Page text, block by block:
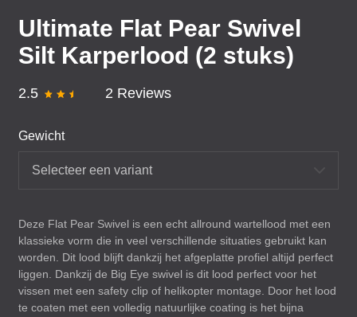
Ultimate Flat Pear Swivel
Silt Karperlood (2 stuks)
2.5 2 Reviews
Gewicht
Selecteer een variant
Deze Flat Pear Swivel is een echt allround wartellood met een
klassieke vorm die in veel verschillende situaties gebruikt kan
worden. Dit lood blijft dankzij het afgeplatte profiel altijd perfect
liggen. Dankzij de Big Eye swivel is dit lood perfect voor het
vissen met een safety clip of helikopter montage. Door het lood
te coaten met een volledig natuurlijke coating is het bijna